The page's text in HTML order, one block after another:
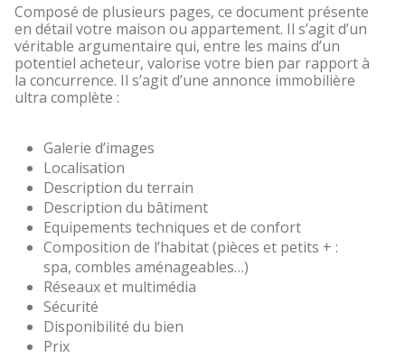
Composé de plusieurs pages, ce document présente
en détail votre maison ou appartement. Il s’agit d’un
véritable argumentaire qui, entre les mains d’un
potentiel acheteur, valorise votre bien par rapport à
la concurrence. Il s’agit d’une annonce immobilière
ultra complète :
Galerie d’images
Localisation
Description du terrain
Description du bâtiment
Equipements techniques et de confort
Composition de l’habitat (pièces et petits + :
spa, combles aménageables…)
Réseaux et multimédia
Sécurité
Disponibilité du bien
Prix